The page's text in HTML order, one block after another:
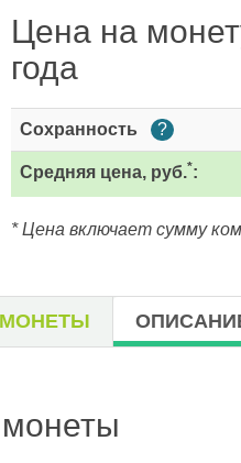
Цена на
года
Сохранность ?
Средняя цена, руб.*:
* Цена включает сумму